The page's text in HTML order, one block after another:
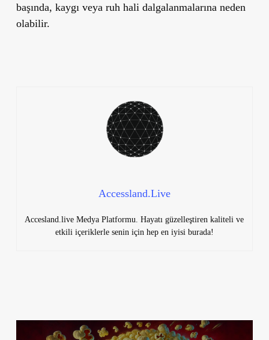
başında, kaygı veya ruh hali dalgalanmalarına neden
olabilir.
Accessland.Live
Accesland.live Medya Platformu. Hayatı güzelleştiren kaliteli ve
etkili içeriklerle senin için hep en iyisi burada!